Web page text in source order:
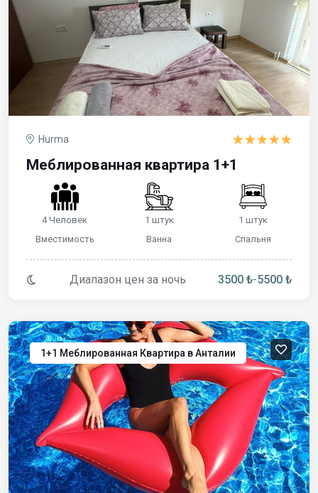
Hurma
Меблированная квартира 1+1
4 Человек
Вместимость
1 штук
Ванна
1 штук
Спальня
Диапазон цен за ночь 3500 ₺-5500 ₺
1+1 Меблированная Квартира в Анталии